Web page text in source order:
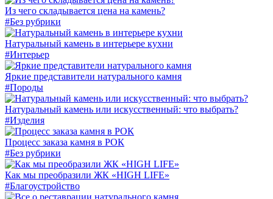
Из чего складывается цена на камень?
#Без рубрики
Натуральный камень в интерьере кухни
#Интерьер
Яркие представители натурального камня
#Породы
Натуральный камень или искусственный: что выбрать?
#Изделия
Процесс заказа камня в РОК
#Без рубрики
Как мы преобразили ЖК «HIGH LIFE»
#Благоустройство